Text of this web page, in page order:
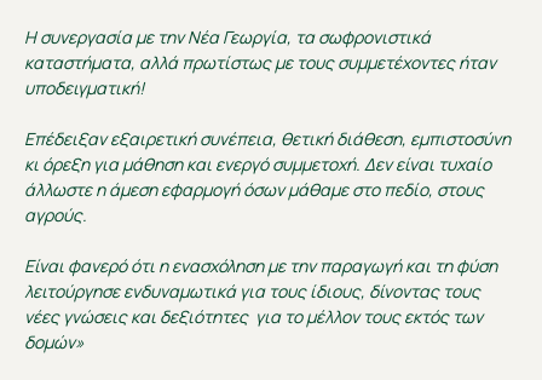
Η συνεργασία με την Νέα Γεωργία, τα σωφρονιστικά
καταστήματα, αλλά πρωτίστως με τους συμμετέχοντες ήταν
υποδειγματική!
Επέδειξαν εξαιρετική συνέπεια, θετική διάθεση, εμπιστοσύνη
κι όρεξη για μάθηση και ενεργό συμμετοχή. Δεν είναι τυχαίο
άλλωστε η άμεση εφαρμογή όσων μάθαμε στο πεδίο, στους
αγρούς.
Είναι φανερό ότι η ενασχόληση με την παραγωγή και τη φύση
λειτούργησε ενδυναμωτικά για τους ίδιους, δίνοντας τους
νέες γνώσεις και δεξιότητες για το μέλλον τους εκτός των
δομών»